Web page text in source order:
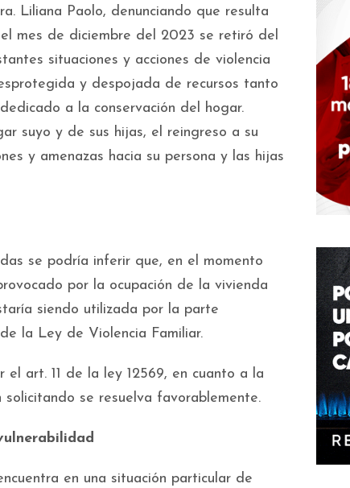
Liliana Paolo, denunciando que resulta
mes de diciembre del 2023 se retiró del
situaciones y acciones de violencia
y despojada de recursos tanto
a la conservación del hogar.
suyo y de sus hijas, el reingreso a su
y amenazas hacia su persona y las hijas
se podría inferir que, en el momento
por la ocupación de la vivienda
siendo utilizada por la parte
la Ley de Violencia Familiar.
art. 11 de la ley 12569, en cuanto a la
se resuelva favorablemente.
en una situación particular de